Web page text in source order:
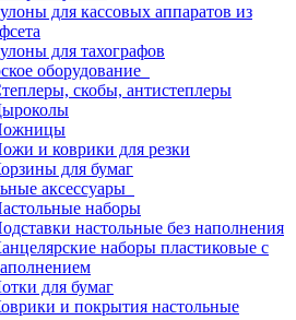
для кассовых аппаратов из
для тахографов
оборудование
скобы, антистеплеры
и коврики для резки
для бумаг
аксессуары
наборы
настольные без наполнения
наборы пластиковые с
для бумаг
и покрытия настольные